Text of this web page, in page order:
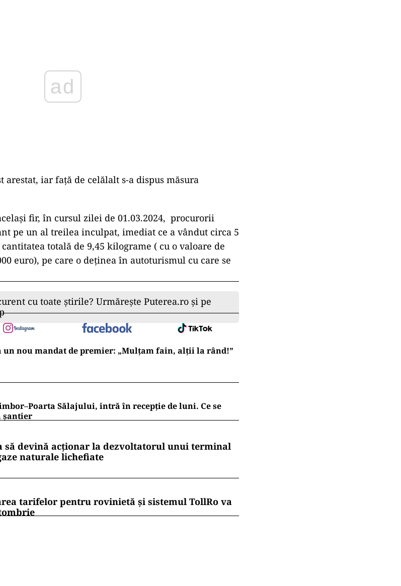
iar față de celălalt s-a dispus măsura
fir, în cursul zilei de 01.03.2024, procurorii
pe un al treilea inculpat, imediat ce a vândut circa 5
totală de 9,45 kilograme ( cu o valoare de
euro), pe care o deţinea în autoturismul cu care se
cu toate știrile? Urmărește Puterea.ro și pe
un nou mandat de premier: „Mulțam fain, alții la rând!”
Sălajului, intră în recepție de luni. Ce se
șantier
să devină acționar la dezvoltatorul unui terminal
naturale lichefiate
tarifelor pentru rovinietă și sistemul TollRo va